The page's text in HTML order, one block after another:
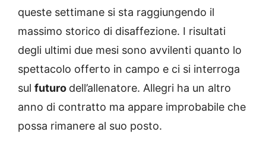
queste settimane si sta raggiungendo il
massimo storico di disaffezione. I risultati
degli ultimi due mesi sono avvilenti quanto lo
spettacolo offerto in campo e ci si interroga
sul futuro dell’allenatore. Allegri ha un altro
anno di contratto ma appare improbabile che
possa rimanere al suo posto.